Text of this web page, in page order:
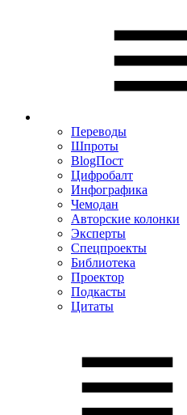
Переводы
Шпроты
BlogПост
Цифробалт
Инфографика
Чемодан
Авторские колонки
Эксперты
Спецпроекты
Библиотека
Проектор
Подкасты
Цитаты